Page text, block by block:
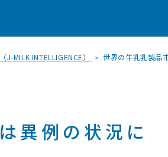
J-MILK INTELLIGENCE）
世界の牛乳乳製品
異例の状況に